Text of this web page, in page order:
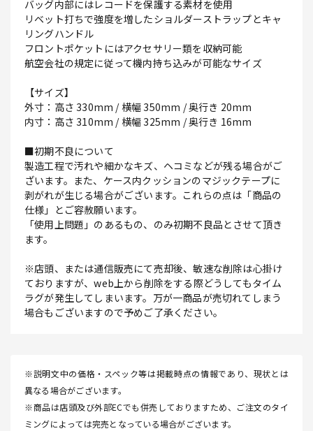
バッグ内部にはレコードを保護する素材を使用
リベット打ちで強度を増したショルダーストラップとキャ
リングハンドル
フロントポケットにはアクセサリー類を収納可能
航空会社の規定に従って機内持ち込みが可能なサイズ
【サイズ】
外寸：高さ 330mm / 横幅 350mm / 奥行き 20mm
内寸：高さ 310mm / 横幅 325mm / 奥行き 16mm
■初期不良について
製造工程で汚れや細かなキズ、ヘコミなどが残る場合がご
ざいます。また、ケース内クッションのマジックテープに
剥がれが生じる場合がございます。これらの点は「商品の
仕様」とご容赦願います。
「使用上問題」のあるもの、のみ初期不良品とさせて頂き
ます。
※店頭、または通信販売にて売却後、敏速な削除は心掛け
ておりますが、web上から削除をする際どうしてもタイム
ラグが発生してしまいます。万が一商品が売切れてしまう
場合もございますので予めご了承ください。
※説明文中の価格・スペック等は掲載時点の情報であり、現状とは
異なる場合がございます。
※商品は店頭及び外部ECでも併売しておりますため、ご注文のタイ
ミングによっては完売となっている場合がございます。